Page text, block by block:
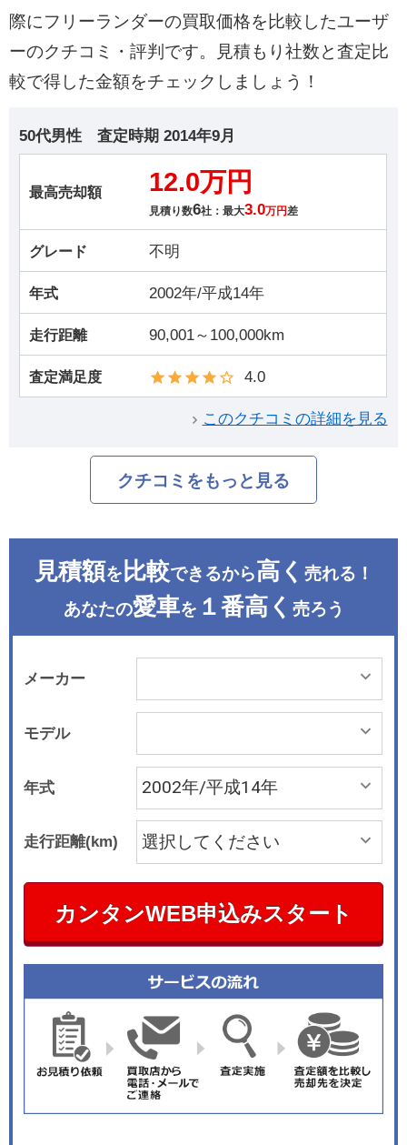
際にフリーランダーの買取価格を比較したユーザ
ーのクチコミ・評判です。見積もり社数と査定比
較で得した金額をチェックしましょう！
50代男性 査定時期 2014年9月
最高売却額 12.0万円
見積り数6社：最大3.0万円差
グレード 不明
年式 2002年/平成14年
走行距離 90,001～100,000km
査定満足度 4.0
このクチコミの詳細を見る
クチコミをもっと見る
見積額を 比較できるから高く 売れる！
あなたの愛車を １番高く 売ろう
メーカー
モデル
年式
走行距離(km)
カンタンWEB申込みスタート